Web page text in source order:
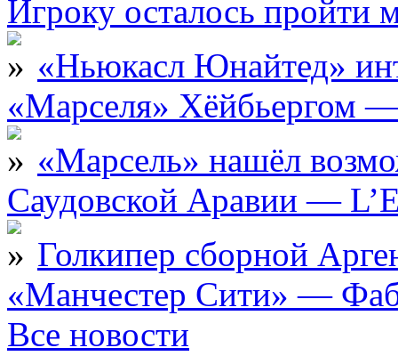
Игроку осталось
«Ньюкасл Юнайтед»
«Марселя» Хёйбьергом
«Марсель» нашёл
Саудовской Аравии —
Голкипер сборной
«Манчестер Сити» —
Все новости